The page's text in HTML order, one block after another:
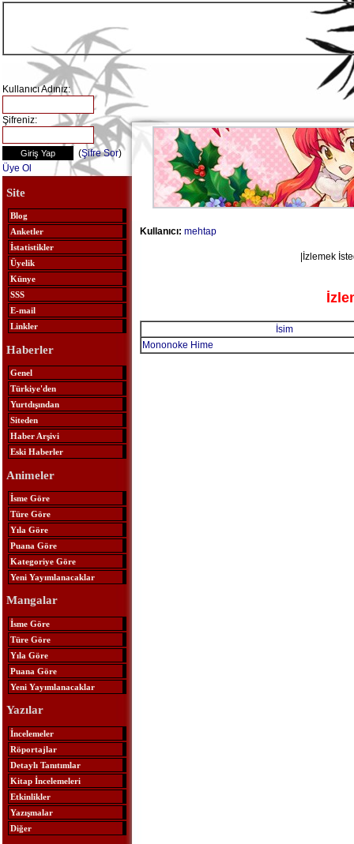
Kullanıcı Adınız:
Şifreniz:
(Şifre Sor)
Üye Ol
Site
Blog
Anketler
İstatistikler
Üyelik
Künye
SSS
E-mail
Linkler
Haberler
Genel
Türkiye'den
Yurtdışından
Siteden
Haber Arşivi
Eski Haberler
Animeler
İsme Göre
Türe Göre
Yıla Göre
Puana Göre
Kategoriye Göre
Yeni Yayımlanacaklar
Mangalar
İsme Göre
Türe Göre
Yıla Göre
Puana Göre
Yeni Yayımlanacaklar
Yazılar
İncelemeler
Röportajlar
Detaylı Tanıtımlar
Kitap İncelemeleri
Etkinlikler
Yazışmalar
Diğer
Kullanıcı: mehtap
|İzlemek
İsim
Mononoke Hime